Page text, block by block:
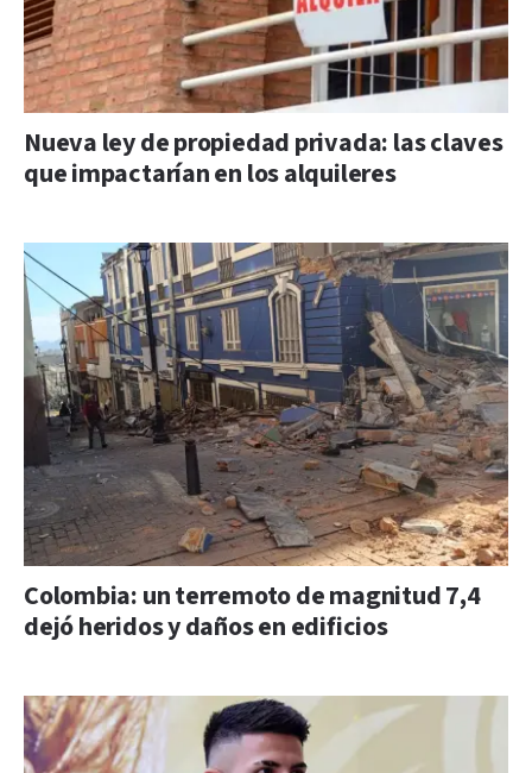
Nueva ley de propiedad privada: las claves
que impactarían en los alquileres
Colombia: un terremoto de magnitud 7,4
dejó heridos y daños en edificios